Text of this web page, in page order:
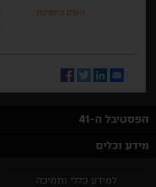
הופק בתמיכת
Email
LinkedIn
Twitter
Facebook
הפסטיבל ה-41
מידע וכלים
למידע כללי ותמיכה